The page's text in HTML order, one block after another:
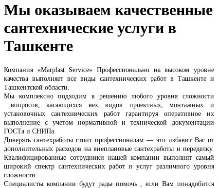
Мы оказываем качественные
сантехнические услуги в
Ташкенте
Компания «Marplast Service» Профессионально на высоком уровне
качества выполняет все виды сантехнических работ в Ташкенте и
Ташкентской области.
Мы комплексно подходим к решению любого уровня сложности
вопросов, касающихся вех видов проектных, монтажных и
установочных сантехнических работ гарантируя оперативное их
выполнение с учетом нормативной и технической документации
ГОСТа и СНИПа.
Доверять сантехработы стоит профессионалам — это избавит Вас от
дополнительных расходов на внеплановые сантехработы и переделку.
Квалифицированные сотрудники нашей компании выполнят самый
широкий спектр сантехнических работ и услуг различного уровня
сложности.
Специалисты компании будут рады помочь , если Вам понадобится